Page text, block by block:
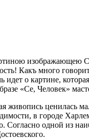
Какъ много
о картине,
«Се, Человек»
ценилась
в городе
Согласно одной из